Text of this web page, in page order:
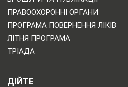
ПРАВООХОРОННІ ОРГАНИ
ПРОГРАМА ПОВЕРНЕННЯ ЛІКІВ
ЛІТНЯ ПРОГРАМА
ТРІАДА
ДІЙТЕ